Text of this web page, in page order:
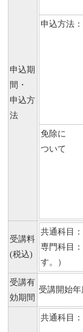
申込期
間・
申込方
法
申込方法：
免除に
ついて
受講料
(税込)
共通科目
専門科目
す。）
受講有
効期間
受講開始年
共通科目：